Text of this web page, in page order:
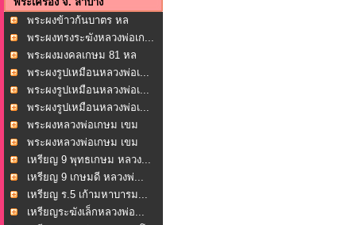
พระผงข้าวก้นบาตร หล
วงพ...พระผงทรงระฆังหลวงพ่อเก...
พระผงมงคลเกษม 81 หล
วงพ...พระผงรูปเหมือนหลวงพ่อเ...
พระผงรูปเหมือนหลวงพ่อเ...
พระผงรูปเหมือนหลวงพ่อเ...
พระผงหลวงพ่อเกษม เขม
โก...
พระผงหลวงพ่อเกษม เขม
โก...
เหรียญ 9 พุทธเกษม หลวง...
เหรียญ 9 เกษมดี หลวงพ่...
เหรียญ ร.5 เก้ามหาบารม...
เหรียญระฆังเล็กหลวงพ่อ...